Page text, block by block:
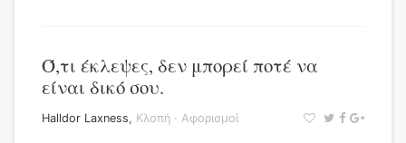
Ό,τι έκλεψες, δεν μπορεί ποτέ να
είναι δικό σου.
Halldor Laxness, Κλοπή · Αφορισμοί